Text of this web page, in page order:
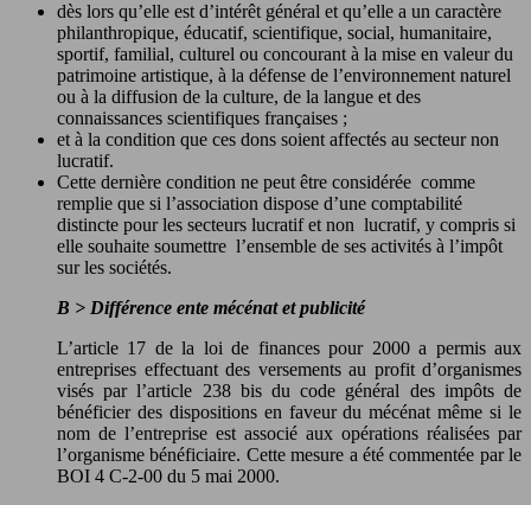
dès lors qu’elle est d’intérêt général et qu’elle a un caractère
philanthropique, éducatif, scientifique, social, humanitaire,
sportif, familial, culturel ou concourant à la mise en valeur du
patrimoine artistique, à la défense de l’environnement naturel
ou à la diffusion de la culture, de la langue et des
connaissances scientifiques françaises ;
et à la condition que ces dons soient affectés au secteur non
lucratif.
Cette dernière condition ne peut être considérée comme
remplie que si l’association dispose d’une comptabilité
distincte pour les secteurs lucratif et non lucratif, y compris si
elle souhaite soumettre l’ensemble de ses activités à l’impôt
sur les sociétés.
B > Différence ente mécénat et publicité
L’article 17 de la loi de finances pour 2000 a permis aux
entreprises effectuant des versements au profit d’organismes
visés par l’article 238 bis du code général des impôts de
bénéficier des dispositions en faveur du mécénat même si le
nom de l’entreprise est associé aux opérations réalisées par
l’organisme bénéficiaire. Cette mesure a été commentée par le
BOI 4 C-2-00 du 5 mai 2000.